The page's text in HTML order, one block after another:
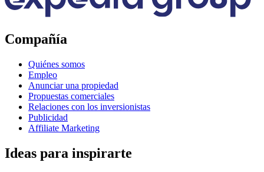
Compañía
Quiénes somos
Empleo
Anunciar una propiedad
Propuestas comerciales
Relaciones con los inversionistas
Publicidad
Affiliate Marketing
Ideas para inspirarte